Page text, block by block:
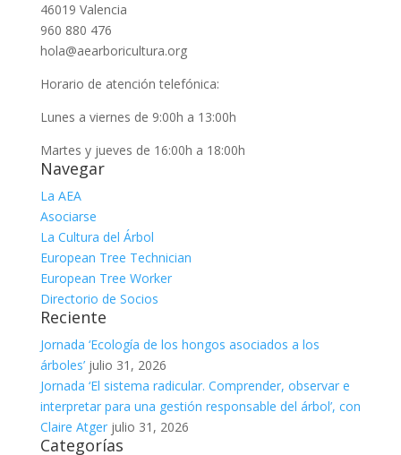
46019 Valencia
960 880 476
hola@aearboricultura.org
Horario de atención telefónica:
Lunes a viernes de 9:00h a 13:00h
Martes y jueves de 16:00h a 18:00h
Navegar
La AEA
Asociarse
La Cultura del Árbol
European Tree Technician
European Tree Worker
Directorio de Socios
Reciente
Jornada ‘Ecología de los hongos asociados a los
árboles’ julio 31, 2026
Jornada ‘El sistema radicular. Comprender, observar e
interpretar para una gestión responsable del árbol’, con
Claire Atger julio 31, 2026
Categorías